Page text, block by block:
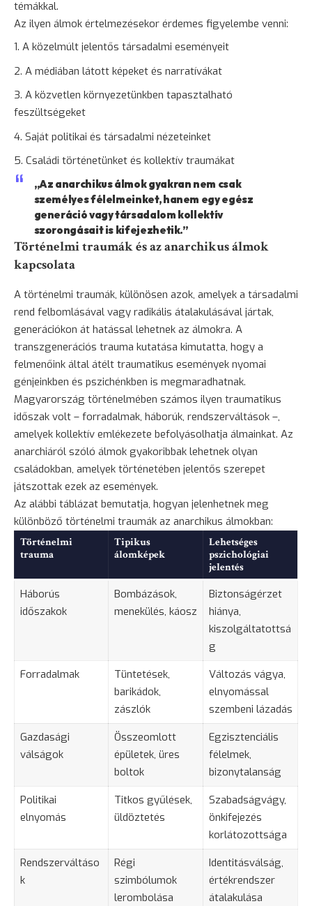
témákkal.
Az ilyen álmok értelmezésekor érdemes figyelembe venni:
A közelmúlt jelentős társadalmi eseményeit
A médiában látott képeket és narratívákat
A közvetlen környezetünkben tapasztalható
feszültségeket
Saját politikai és társadalmi nézeteinket
Családi történetünket és kollektív traumákat
„Az anarchikus álmok gyakran nem csak
személyes félelmeinket, hanem egy egész
generáció vagy társadalom kollektív
szorongásait is kifejezhetik.”
Történelmi traumák és az anarchikus álmok
kapcsolata
A történelmi traumák, különösen azok, amelyek a társadalmi
rend felbomlásával vagy radikális átalakulásával jártak,
generációkon át hatással lehetnek az álmokra. A
transzgenerációs trauma kutatása kimutatta, hogy a
felmenőink által átélt traumatikus események nyomai
génjeinkben és pszichénkben is megmaradhatnak.
Magyarország történelmében számos ilyen traumatikus
időszak volt – forradalmak, háborúk, rendszerváltások –,
amelyek kollektív emlékezete befolyásolhatja álmainkat. Az
anarchiáról szóló álmok gyakoribbak lehetnek olyan
családokban, amelyek történetében jelentős szerepet
játszottak ezek az események.
Az alábbi táblázat bemutatja, hogyan jelenhetnek meg
különböző történelmi traumák az anarchikus álmokban:
Történelmi
trauma
Tipikus
álomképek
Lehetséges
pszichológiai
jelentés
Háborús
időszakok
Bombázások,
menekülés, káosz
Biztonságérzet
hiánya,
kiszolgáltatottsá
g
Forradalmak
Tüntetések,
barikádok,
zászlók
Változás vágya,
elnyomással
szembeni lázadás
Gazdasági
válságok
Összeomlott
épületek, üres
boltok
Egzisztenciális
félelmek,
bizonytalanság
Politikai
elnyomás
Titkos gyűlések,
üldöztetés
Szabadságvágy,
önkifejezés
korlátozottsága
Rendszerváltáso
k
Régi
szimbólumok
lerombolása
Identitásválság,
értékrendszer
átalakulása